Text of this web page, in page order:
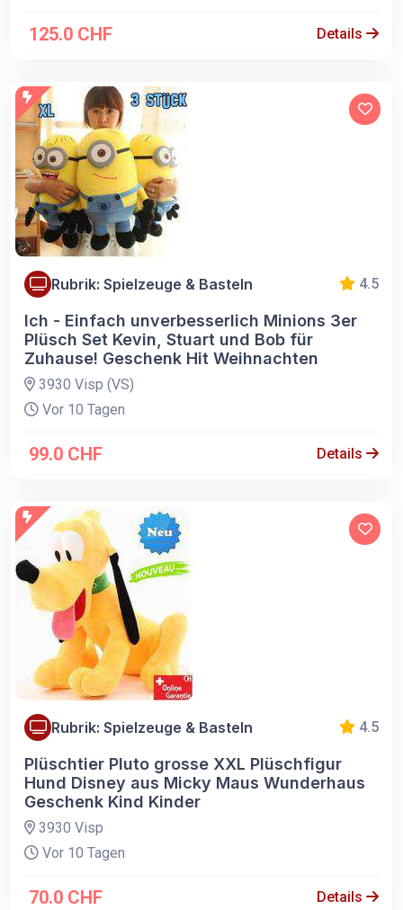
125.0 CHF Details
Rubrik: Spielzeuge & Basteln 4.5
Ich - Einfach unverbesserlich Minions 3er
Plüsch Set Kevin, Stuart und Bob für
Zuhause! Geschenk Hit Weihnachten
3930 Visp (VS)
Vor 10 Tagen
99.0 CHF Details
Rubrik: Spielzeuge & Basteln 4.5
Plüschtier Pluto grosse XXL Plüschfigur
Hund Disney aus Micky Maus Wunderhaus
Geschenk Kind Kinder
3930 Visp
Vor 10 Tagen
70.0 CHF Details